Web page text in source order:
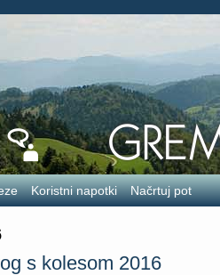
Koristni napotki Načrtuj pot
s kolesom 2016